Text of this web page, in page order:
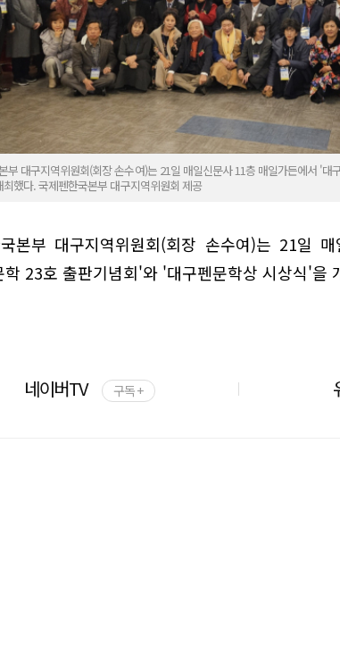
부 대구지역위원회(회장 손수여)는 21일 매일신문사 11층 매일가든에서 '
했다. 국제펜한국본부 대구지역위원회 제공
본부 대구지역위원회(회장 손수여)는 21일
학 23호 출판기념회'와 '대구펜문학상 시상식'을
네이버TV 구독 +